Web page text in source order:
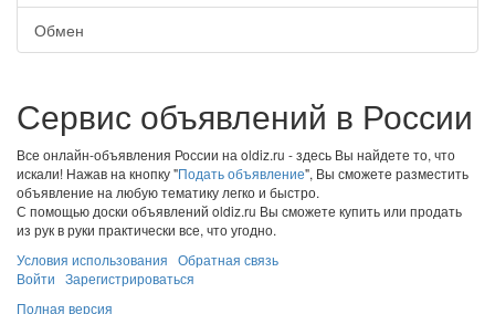
Обмен
Сервис объявлений в России
Все онлайн-объявления России на oldiz.ru - здесь Вы найдете то, что
искали! Нажав на кнопку "Подать объявление", Вы сможете разместить
объявление на любую тематику легко и быстро.
С помощью доски объявлений oldiz.ru Вы сможете купить или продать
из рук в руки практически все, что угодно.
Условия использования Обратная связь
Войти Зарегистрироваться
Полная версия